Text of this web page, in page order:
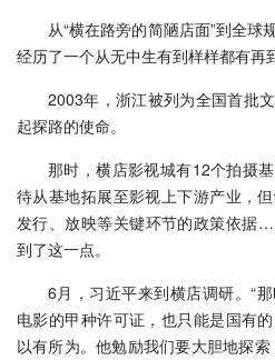
从“横在路旁的简陋店面”到全
经历了一个从无中生有到样样都有再
2003年，浙江被列为全国首批
起探路的使命。
那时，横店影视城有12个拍摄
待从基地拓展至影视上下游产业，
发行、放映等关键环节的政策依据
到了这一点。
6月，习近平来到横店调研。“
电影的甲种许可证，也只能是国有
以有所为。他勉励我们要大胆地探